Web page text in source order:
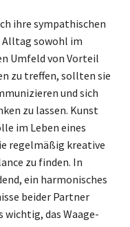
ihre sympathischen
Alltag sowohl im
Umfeld von Vorteil
zu treffen, sollten sie
und sich
zu lassen. Kunst
im Leben eines
regelmäßig kreative
zu finden. In
ein harmonisches
beider Partner
das Waage-